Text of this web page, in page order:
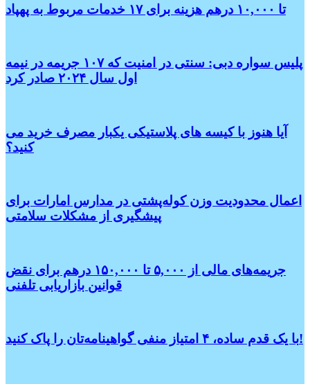
تا ۱۰,۰۰۰ درهم هزینه برای ۱۷ خدمات مربوط به پهپاد
پلیس سواره دبی: سنتی در امنیت که ۱۰۷ جریمه در نیمه
اول سال ۲۰۲۴ صادر کرد
آیا هنوز با کیسه های پلاستیکی یکبار مصرف خرید می
کنید؟
اعمال محدودیت وزن کوله‌پشتی در مدارس امارات برای
پیشگیری از مشکلات سلامتی
جریمه‌های مالی از ۵,۰۰۰ تا ۱۵۰,۰۰۰ درهم برای نقض
قوانین بازاریابی تلفنی
با یک قدم ساده، ۴ امتیاز منفی گواهینامه‌تان را پاک کنید!